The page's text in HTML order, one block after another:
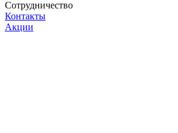
Сотрудничество
Контакты
Акции